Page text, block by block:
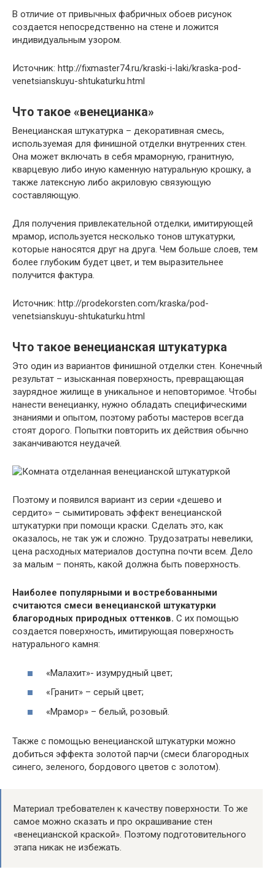
В отличие от привычных фабричных обоев рисунок
создается непосредственно на стене и ложится
индивидуальным узором.
Источник: http://fixmaster74.ru/kraski-i-laki/kraska-pod-
venetsianskuyu-shtukaturku.html
Что такое «венецианка»
Венецианская штукатурка – декоративная смесь,
используемая для финишной отделки внутренних стен.
Она может включать в себя мраморную, гранитную,
кварцевую либо иную каменную натуральную крошку, а
также латексную либо акриловую связующую
составляющую.
Для получения привлекательной отделки, имитирующей
мрамор, используется несколько тонов штукатурки,
которые наносятся друг на друга. Чем больше слоев, тем
более глубоким будет цвет, и тем выразительнее
получится фактура.
Источник: http://prodekorsten.com/kraska/pod-
venetsianskuyu-shtukaturku.html
Что такое венецианская штукатурка
Это один из вариантов финишной отделки стен. Конечный
результат – изысканная поверхность, превращающая
заурядное жилище в уникальное и неповторимое. Чтобы
нанести венецианку, нужно обладать специфическими
знаниями и опытом, поэтому работы мастеров всегда
стоят дорого. Попытки повторить их действия обычно
заканчиваются неудачей.
Поэтому и появился вариант из серии «дешево и
сердито» – сымитировать эффект венецианской
штукатурки при помощи краски. Сделать это, как
оказалось, не так уж и сложно. Трудозатраты невелики,
цена расходных материалов доступна почти всем. Дело
за малым – понять, какой должна быть поверхность.
Наиболее популярными и востребованными
считаются смеси венецианской штукатурки
благородных природных оттенков. С их помощью
создается поверхность, имитирующая поверхность
натурального камня:
«Малахит»- изумрудный цвет;
«Гранит» – серый цвет;
«Мрамор» – белый, розовый.
Также с помощью венецианской штукатурки можно
добиться эффекта золотой парчи (смеси благородных
синего, зеленого, бордового цветов с золотом).
Материал требователен к качеству поверхности. То же
самое можно сказать и про окрашивание стен
«венецианской краской». Поэтому подготовительного
этапа никак не избежать.